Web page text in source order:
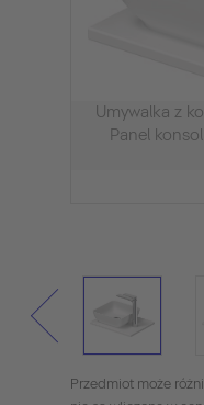
Umywalka z
Panel
Przedmiot może